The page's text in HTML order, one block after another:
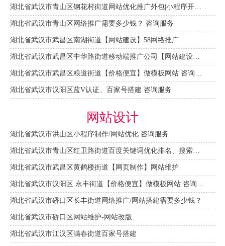
湖北省武汉市青山区钢花村街道网站优化推广外包|小程序开发 咨询服务
湖北省武汉市青山区网络推广需要多少钱？ 咨询服务
湖北省武汉市武昌区南湖街道【网站建设】58网络推广
湖北省武汉市武昌区中华路街道移动端推广公司【网站建设一条龙】
湖北省武汉市武昌区粮道街道【价格便宜】做模板网站 咨询服务
湖北省武汉市汉阳区蓝V认证、百家号搭建 咨询服务
网站设计
湖北省武汉市洪山区小程序制作/网站优化 咨询服务
湖北省武汉市青山区红卫路街道百度关键词优化排名、搜索推广 咨询服务
湖北省武汉市武昌区黄鹤楼街道【网页制作】网站维护
湖北省武汉市汉阳区 永丰街道【价格便宜】做模板网站 咨询服务
湖北省武汉市硚口区长丰街道网络推广/网站搭建需要多少钱？
湖北省武汉市硚口区网站维护-网站改版
湖北省武汉市江汉区满春街道百家号搭建